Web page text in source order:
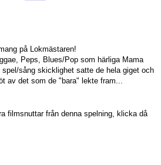
på Lokmästaren!
Peps, Blues/Pop som härliga Mama
spel/sång skicklighet satte de hela giget och
av det som de "bara" lekte fram...
filmsnuttar från denna spelning, klicka då